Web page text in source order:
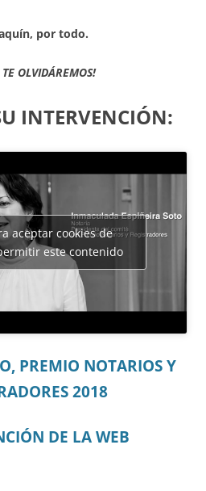
por todo.
OLVIDÁREMOS!
INTERVENCIÓN:
aceptar cookies de
este contenido
PREMIO NOTARIOS Y
2018
DE LA WEB